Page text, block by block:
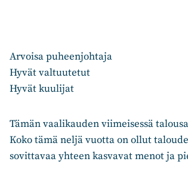
Arvoisa puheenjohtaja
Hyvät valtuutetut
Hyvät kuulijat
Tämän vaalikauden viimeisessä
Koko tämä neljä vuotta on ollut
sovittavaa yhteen kasvavat menot ja